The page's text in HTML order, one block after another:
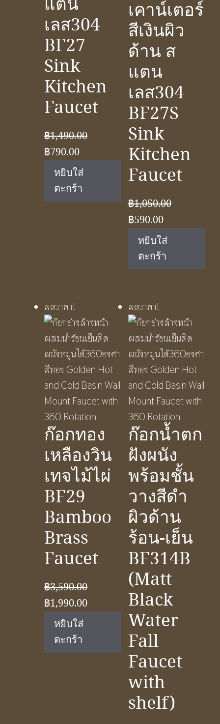
เลส304
BF27
Sink
Kitchen
Faucet
฿1,490.00
Original
price
was:
฿1,490.00.
฿790.00Current
price
is:
฿790.00.
หยิบใส่
ตะกร้า
เคาน์เตอร์
สีเงินผิว
ด้าน ส
แตน
เลส304
BF27S
Sink
Kitchen
Faucet
฿1,050.00
Original
price
was:
฿1,050.00.
฿590.00Current
price
is:
฿590.00.
หยิบใส่
ตะกร้า
ลดราคา!
ก๊อกทอง
เหลืองวิน
เทจไม้ไผ่
BF29
Bamboo
Brass
Faucet
฿3,590.00
Original
price
was:
฿3,590.00.
฿1,990.00Current
฿1,990.00.
หยิบใส่
ตะกร้า
ลดราคา!
ก๊อกน้ำตก
ฝังผนัง
พร้อมชั้น
วางสีดำ
ผิวด้าน
ร้อน-เย็น
BF314B
(Matt
Black
Water
Fall
Faucet
with
shelf)